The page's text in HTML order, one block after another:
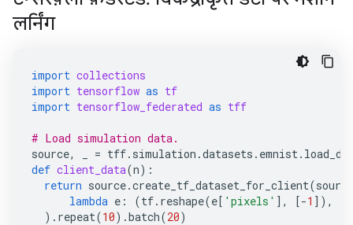
लर्निंग
import collections
import tensorflow as tf
import tensorflow_federated as tff
# Load simulation data.
source, = tff. simulation .datasets . emnist.
def client_data(n):
return source.create_tf_dataset_for_client(source
lambda e : (tf. reshape(e[ 'pixels' ], [-1 ]),
) . repeat(10) .batch(20)